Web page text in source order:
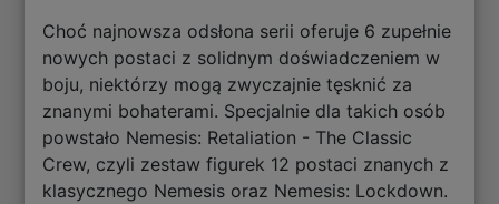
Choć najnowsza odsłona serii oferuje 6 zupełnie
nowych postaci z solidnym doświadczeniem w
boju, niektórzy mogą zwyczajnie tęsknić za
znanymi bohaterami. Specjalnie dla takich osób
powstało Nemesis: Retaliation - The Classic
Crew, czyli zestaw figurek 12 postaci znanych z
klasycznego Nemesis oraz Nemesis: Lockdown.